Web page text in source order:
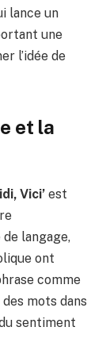
lance un
une
l’idée de
et la
Vici’ est
langage,
ont
comme
mots dans
sentiment